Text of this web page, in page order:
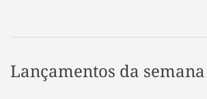
Lançamentos da semana